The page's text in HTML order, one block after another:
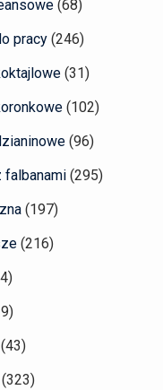
(68)
pracy (246)
(31)
(102)
(96)
falbanami (295)
(197)
(216)
(43)
(323)